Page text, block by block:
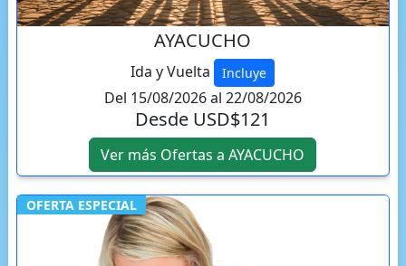
AYACUCHO
Ida y Vuelta Incluye
Del 15/08/2026 al 22/08/2026
Desde USD$121
Ver más Ofertas a AYACUCHO
OFERTA ESPECIAL